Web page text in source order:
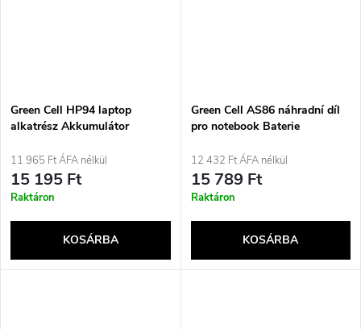
Green Cell HP94 laptop
alkatrész Akkumulátor
11 965 Ft ÁFA nélkül
15 195 Ft
Raktáron
KOSÁRBA
Green Cell AS86 náhradní díl
pro notebook Baterie
12 432 Ft ÁFA nélkül
15 789 Ft
Raktáron
KOSÁRBA